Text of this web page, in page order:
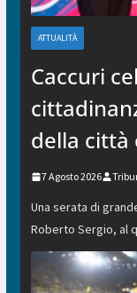
ATTUALITÀ
Caccuri
della città
7 Agosto 2026
Una serata di
Roberto Sergio, al